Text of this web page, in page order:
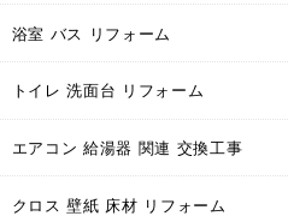
浴室 バス リフォーム
トイレ 洗面台 リフォーム
エアコン 給湯器 関連 交換工事
クロス 壁紙 床材 リフォーム